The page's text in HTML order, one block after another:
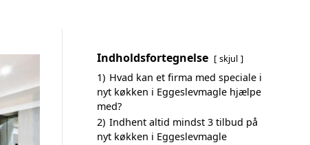
Indholdsfortegnelse skjul
1) Hvad kan et firma med speciale i
nyt køkken i Eggeslevmagle hjælpe
med?
2) Indhent altid mindst 3 tilbud på
nyt køkken i Eggeslevmagle